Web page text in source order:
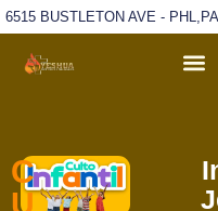
6515 BUSTLETON AVE -
C